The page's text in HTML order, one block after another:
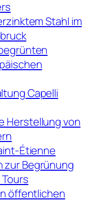
Stahl im
Capelli
Herstellung von
Étienne
zur Begrünung
öffentlichen